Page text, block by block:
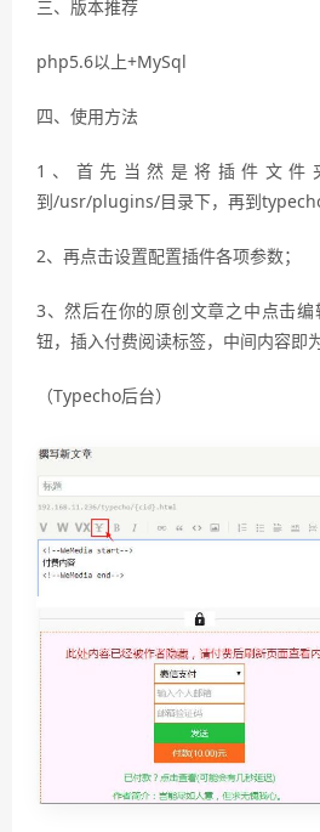
三、版本推荐
php5.6以上+MySql
四、使用方法
1、首先当然是将插件文件
到/usr/plugins/目录下，再到typecho
2、再点击设置配置插件各项参数；
3、然后在你的原创文章之中点击编
钮，插入付费阅读标签，中间内容即
（Typecho后台）